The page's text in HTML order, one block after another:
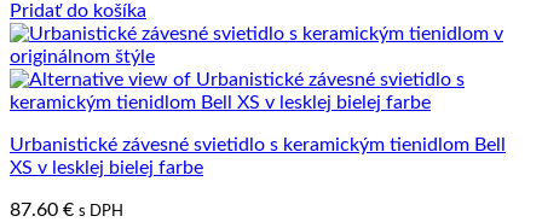
Pridať do košíka
Urbanistické závesné svietidlo s keramickým tienidlom Bell
XS v lesklej bielej farbe
87.60 € s DPH